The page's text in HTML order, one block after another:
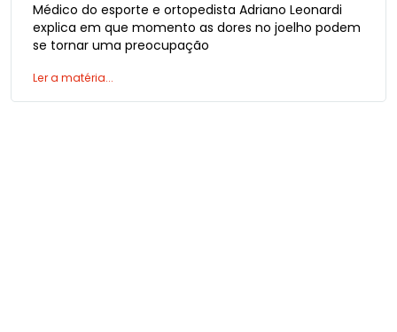
Médico do esporte e ortopedista Adriano Leonardi
explica em que momento as dores no joelho podem
se tornar uma preocupação
Ler a matéria...